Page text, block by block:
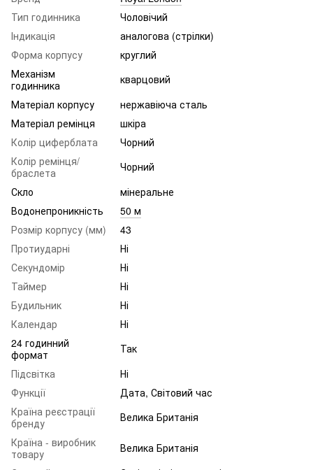
Тип годинника
Чоловічий
Індикація
аналогова (стрілки)
Форма корпусу
круглий
Механізм
годинника
кварцовий
Матеріал корпусу
нержавіюча сталь
Матеріал ремінця
шкіра
Колір циферблата
Чорний
Колір ремінця/
браслета
Чорний
Скло
мінеральне
Водонепроникність
50 м
Розмір корпусу (мм)
43
Протиударні
Ні
Секундомір
Ні
Таймер
Ні
Будильник
Ні
Календар
Ні
24 годинний
формат
Так
Підсвітка
Ні
Функції
Дата, Світовий час
Країна реєстрації
бренду
Велика Британія
Країна - виробник
товару
Велика Британія